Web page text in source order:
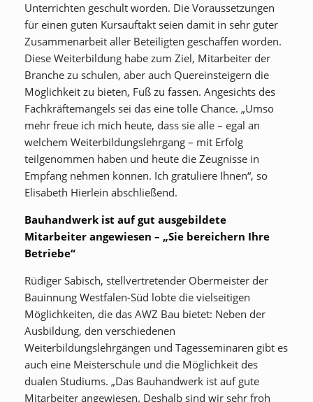
Unterrichten geschult worden. Die Voraussetzungen
für einen guten Kursauftakt seien damit in sehr guter
Zusammenarbeit aller Beteiligten geschaffen worden.
Diese Weiterbildung habe zum Ziel, Mitarbeiter der
Branche zu schulen, aber auch Quereinsteigern die
Möglichkeit zu bieten, Fuß zu fassen. Angesichts des
Fachkräftemangels sei das eine tolle Chance. „Umso
mehr freue ich mich heute, dass sie alle – egal an
welchem Weiterbildungslehrgang – mit Erfolg
teilgenommen haben und heute die Zeugnisse in
Empfang nehmen können. Ich gratuliere Ihnen“, so
Elisabeth Hierlein abschließend.
Bauhandwerk ist auf gut ausgebildete
Mitarbeiter angewiesen – „Sie bereichern Ihre
Betriebe“
Rüdiger Sabisch, stellvertretender Obermeister der
Bauinnung Westfalen-Süd lobte die vielseitigen
Möglichkeiten, die das AWZ Bau bietet: Neben der
Ausbildung, den verschiedenen
Weiterbildungslehrgängen und Tagesseminaren gibt es
auch eine Meisterschule und die Möglichkeit des
dualen Studiums. „Das Bauhandwerk ist auf gute
Mitarbeiter angewiesen. Deshalb sind wir sehr froh